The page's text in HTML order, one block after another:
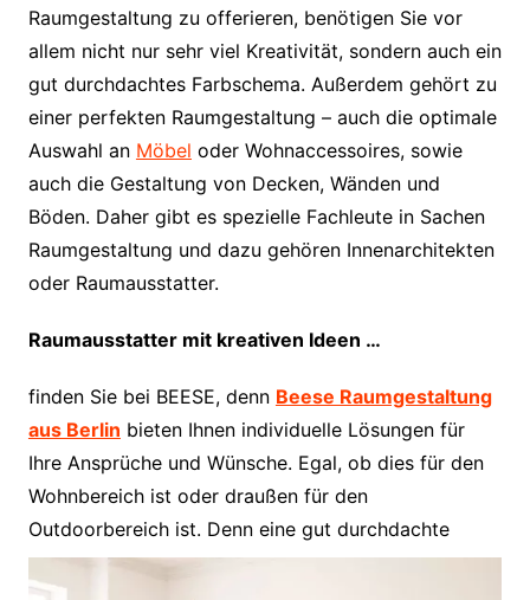
Raumgestaltung zu offerieren, benötigen Sie vor
allem nicht nur sehr viel Kreativität, sondern auch ein
gut durchdachtes Farbschema. Außerdem gehört zu
einer perfekten Raumgestaltung – auch die optimale
Auswahl an Möbel oder Wohnaccessoires, sowie
auch die Gestaltung von Decken, Wänden und
Böden. Daher gibt es spezielle Fachleute in Sachen
Raumgestaltung und dazu gehören Innenarchitekten
oder Raumausstatter.
Raumausstatter mit kreativen Ideen …
finden Sie bei BEESE, denn Beese Raumgestaltung
aus Berlin bieten Ihnen individuelle Lösungen für
Ihre Ansprüche und Wünsche. Egal, ob dies für den
Wohnbereich ist oder draußen für den
Outdoorbereich ist. Denn eine gut durchdachte